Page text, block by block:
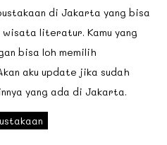
di Jakarta yang bisa
literatur. Kamu yang
bisa loh memilih
aku update jika sudah
yang ada di Jakarta.